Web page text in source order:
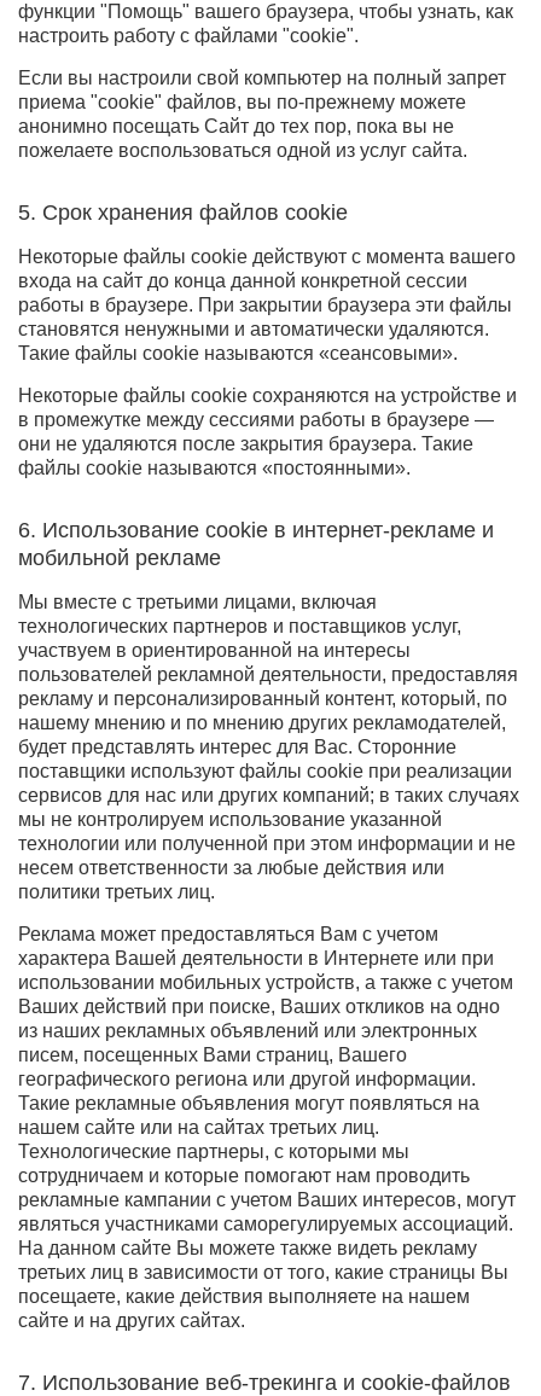
функции "Помощь" вашего браузера, чтобы узнать, как
настроить работу с файлами "cookie".
Если вы настроили свой компьютер на полный запрет
приема "cookie" файлов, вы по-прежнему можете
анонимно посещать Сайт до тех пор, пока вы не
пожелаете воспользоваться одной из услуг сайта.
5. Срок хранения файлов cookie
Некоторые файлы cookie действуют с момента вашего
входа на сайт до конца данной конкретной сессии
работы в браузере. При закрытии браузера эти файлы
становятся ненужными и автоматически удаляются.
Такие файлы cookie называются «сеансовыми».
Некоторые файлы cookie сохраняются на устройстве и
в промежутке между сессиями работы в браузере —
они не удаляются после закрытия браузера. Такие
файлы cookie называются «постоянными».
6. Использование cookie в интернет-рекламе и
мобильной рекламе
Мы вместе с третьими лицами, включая
технологических партнеров и поставщиков услуг,
участвуем в ориентированной на интересы
пользователей рекламной деятельности, предоставляя
рекламу и персонализированный контент, который, по
нашему мнению и по мнению других рекламодателей,
будет представлять интерес для Вас. Сторонние
поставщики используют файлы cookie при реализации
сервисов для нас или других компаний; в таких случаях
мы не контролируем использование указанной
технологии или полученной при этом информации и не
несем ответственности за любые действия или
политики третьих лиц.
Реклама может предоставляться Вам с учетом
характера Вашей деятельности в Интернете или при
использовании мобильных устройств, а также с учетом
Ваших действий при поиске, Ваших откликов на одно
из наших рекламных объявлений или электронных
писем, посещенных Вами страниц, Вашего
географического региона или другой информации.
Такие рекламные объявления могут появляться на
нашем сайте или на сайтах третьих лиц.
Технологические партнеры, с которыми мы
сотрудничаем и которые помогают нам проводить
рекламные кампании с учетом Ваших интересов, могут
являться участниками саморегулируемых ассоциаций.
На данном сайте Вы можете также видеть рекламу
третьих лиц в зависимости от того, какие страницы Вы
посещаете, какие действия выполняете на нашем
сайте и на других сайтах.
7. Использование веб-трекинга и cookie-файлов